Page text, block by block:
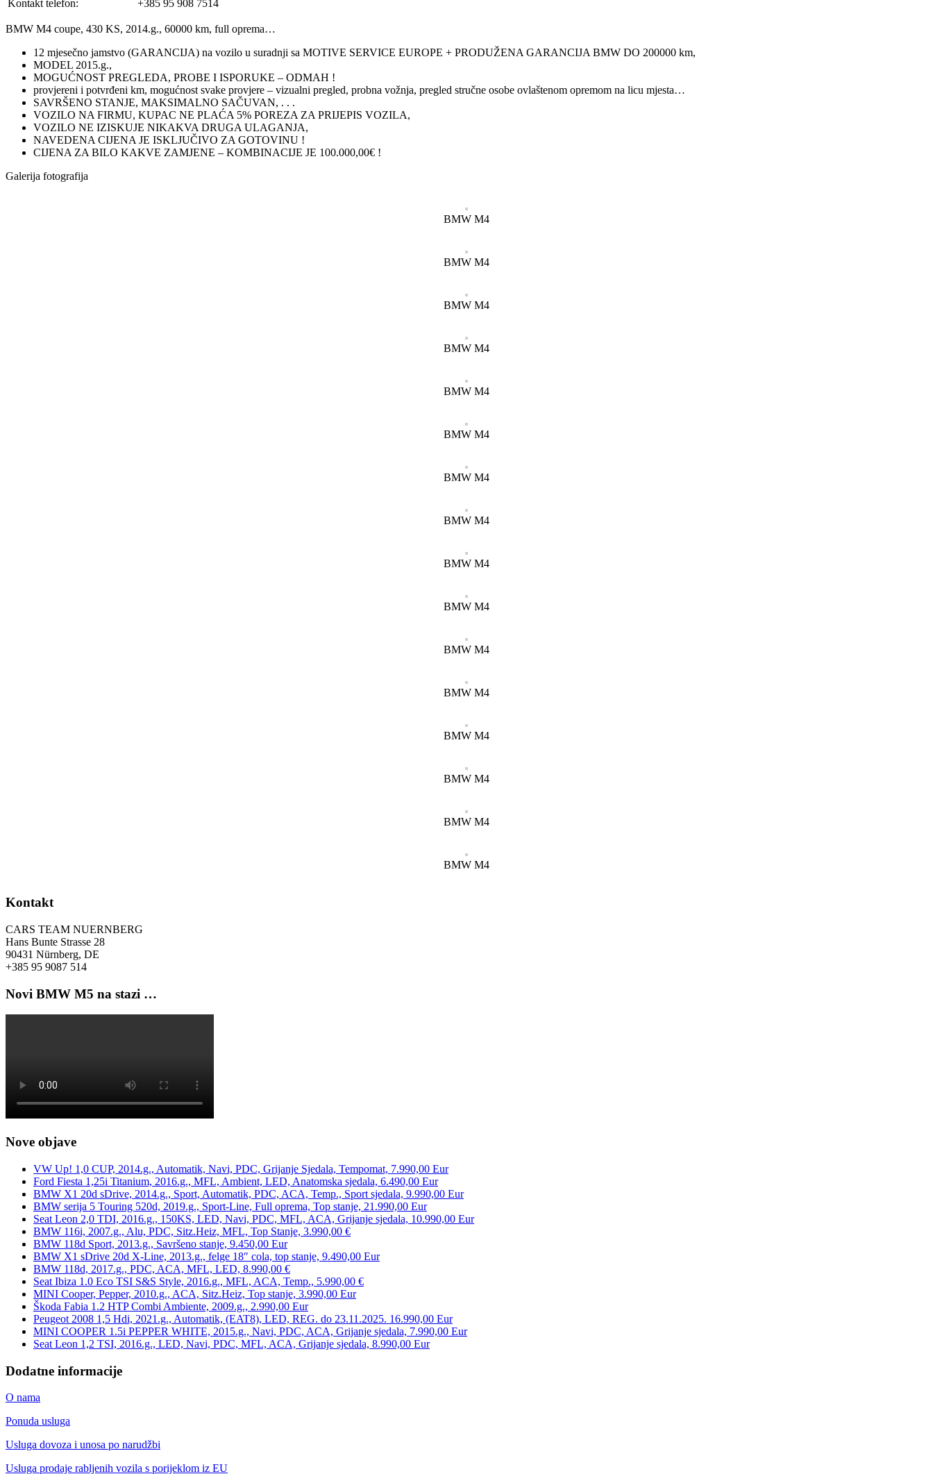
Kontakt telefon:
+385 95 908 7514
BMW M4 coupe, 430 KS, 2014.g., 60000 km, full oprema…
12 mjesečno jamstvo (GARANCIJA) na vozilo u suradnji sa MOTIVE SERVICE EUROPE + PRODUŽENA GARANCIJA BMW DO 200000 km,
MODEL 2015.g.,
MOGUĆNOST PREGLEDA, PROBE I ISPORUKE – ODMAH !
provjereni i potvrđeni km, mogućnost svake provjere – vizualni pregled, probna vožnja, pregled stručne osobe ovlaštenom opremom na licu mjesta…
SAVRŠENO STANJE, MAKSIMALNO SAČUVAN, . . .
VOZILO NA FIRMU, KUPAC NE PLAĆA 5% POREZA ZA PRIJEPIS VOZILA,
VOZILO NE IZISKUJE NIKAKVA DRUGA ULAGANJA,
NAVEDENA CIJENA JE ISKLJUČIVO ZA GOTOVINU !
CIJENA ZA BILO KAKVE ZAMJENE – KOMBINACIJE JE 100.000,00€ !
Galerija fotografija
BMW M4
BMW M4
BMW M4
BMW M4
BMW M4
BMW M4
BMW M4
BMW M4
BMW M4
BMW M4
BMW M4
BMW M4
BMW M4
BMW M4
BMW M4
BMW M4
Kontakt
CARS TEAM NUERNBERG
Hans Bunte Strasse 28
90431 Nürnberg, DE
+385 95 9087 514
Novi BMW M5 na stazi …
Nove objave
VW Up! 1,0 CUP, 2014.g., Automatik, Navi, PDC, Grijanje Sjedala, Tempomat, 7.990,00 Eur
Ford Fiesta 1,25i Titanium, 2016.g., MFL, Ambient, LED, Anatomska sjedala, 6.490,00 Eur
BMW X1 20d sDrive, 2014.g., Sport, Automatik, PDC, ACA, Temp., Sport sjedala, 9.990,00 Eur
BMW serija 5 Touring 520d, 2019.g., Sport-Line, Full oprema, Top stanje, 21.990,00 Eur
Seat Leon 2,0 TDI, 2016.g., 150KS, LED, Navi, PDC, MFL, ACA, Grijanje sjedala, 10.990,00 Eur
BMW 116i, 2007.g., Alu, PDC, Sitz.Heiz, MFL, Top Stanje, 3.990,00 €
BMW 118d Sport, 2013.g., Savršeno stanje, 9.450,00 Eur
BMW X1 sDrive 20d X-Line, 2013.g., felge 18″ cola, top stanje, 9.490,00 Eur
BMW 118d, 2017.g., PDC, ACA, MFL, LED, 8.990,00 €
Seat Ibiza 1.0 Eco TSI S&S Style, 2016.g., MFL, ACA, Temp., 5.990,00 €
MINI Cooper, Pepper, 2010.g., ACA, Sitz.Heiz, Top stanje, 3.990,00 Eur
Škoda Fabia 1.2 HTP Combi Ambiente, 2009.g., 2.990,00 Eur
Peugeot 2008 1,5 Hdi, 2021.g., Automatik, (EAT8), LED, REG. do 23.11.2025. 16.990,00 Eur
MINI COOPER 1.5i PEPPER WHITE, 2015.g., Navi, PDC, ACA, Grijanje sjedala, 7.990,00 Eur
Seat Leon 1,2 TSI, 2016.g., LED, Navi, PDC, MFL, ACA, Grijanje sjedala, 8.990,00 Eur
Dodatne informacije
O nama
Ponuda usluga
Usluga dovoza i unosa po narudžbi
Usluga prodaje rabljenih vozila s porijeklom iz EU